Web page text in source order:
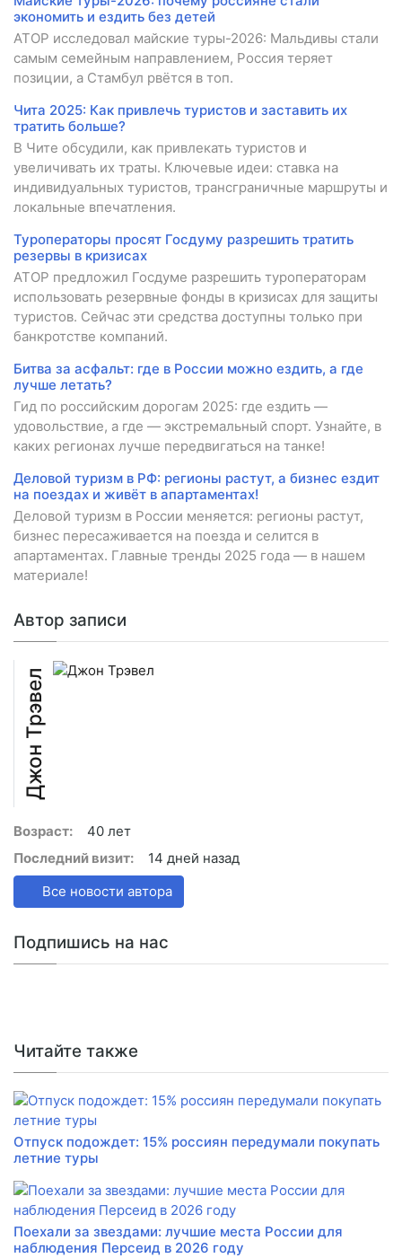
экономить и ездить без детей
АТОР исследовал майские туры-2026: Мальдивы стали
самым семейным направлением, Россия теряет
позиции, а Стамбул рвётся в топ.
Чита 2025: Как привлечь туристов и заставить их
тратить больше?
В Чите обсудили, как привлекать туристов и
увеличивать их траты. Ключевые идеи: ставка на
индивидуальных туристов, трансграничные маршруты и
локальные впечатления.
Туроператоры просят Госдуму разрешить тратить
резервы в кризисах
АТОР предложил Госдуме разрешить туроператорам
использовать резервные фонды в кризисах для защиты
туристов. Сейчас эти средства доступны только при
банкротстве компаний.
Битва за асфальт: где в России можно ездить, а где
лучше летать?
Гид по российским дорогам 2025: где ездить —
удовольствие, а где — экстремальный спорт. Узнайте, в
каких регионах лучше передвигаться на танке!
Деловой туризм в РФ: регионы растут, а бизнес ездит
на поездах и живёт в апартаментах!
Деловой туризм в России меняется: регионы растут,
бизнес пересаживается на поезда и селится в
апартаментах. Главные тренды 2025 года — в нашем
материале!
Автор записи
Джон Трэвел
Возраст:
40 лет
Последний визит:
14 дней назад
Все новости автора
Подпишись на нас
Читайте также
Отпуск подождет: 15% россиян передумали покупать
летние туры
Поехали за звездами: лучшие места России для
наблюдения Персеид в 2026 году